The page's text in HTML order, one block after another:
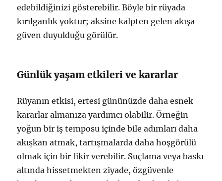
edebildiğinizi gösterebilir. Böyle bir rüyada
kırılganlık yoktur; aksine kalpten gelen akışa
güven duyulduğu görülür.
Günlük yaşam etkileri ve kararlar
Rüyanın etkisi, ertesi gününüzde daha esnek
kararlar almanıza yardımcı olabilir. Örneğin
yoğun bir iş temposu içinde bile adımları daha
akışkan atmak, tartışmalarda daha hoşgörülü
olmak için bir fikir verebilir. Suçlama veya baskı
altında hissetmekten ziyade, özgüvenle